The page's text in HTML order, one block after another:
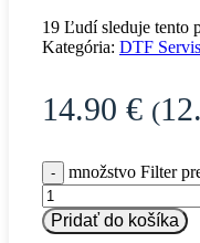
19 Ľudí sleduje tento
Kategória: DTF
14.90 € (
množstvo Filter
Pridať do košíka